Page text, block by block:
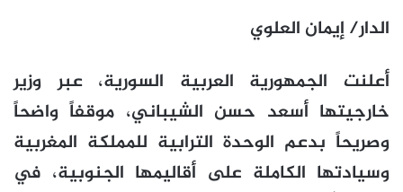
الدار/ إيمان العلوي
أعلنت الجمهورية العربية السورية، عبر وزير
خارجيتها أسعد حسن الشيباني، موقفاً واضحاً
وصريحاً بدعم الوحدة الترابية للمملكة المغربية
وسيادتها الكاملة على أقاليمها الجنوبية، في